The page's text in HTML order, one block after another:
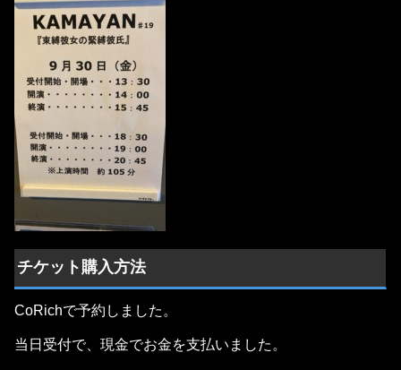
チケット購入方法
CoRichで予約しました。
当日受付で、現金でお金を支払いました。